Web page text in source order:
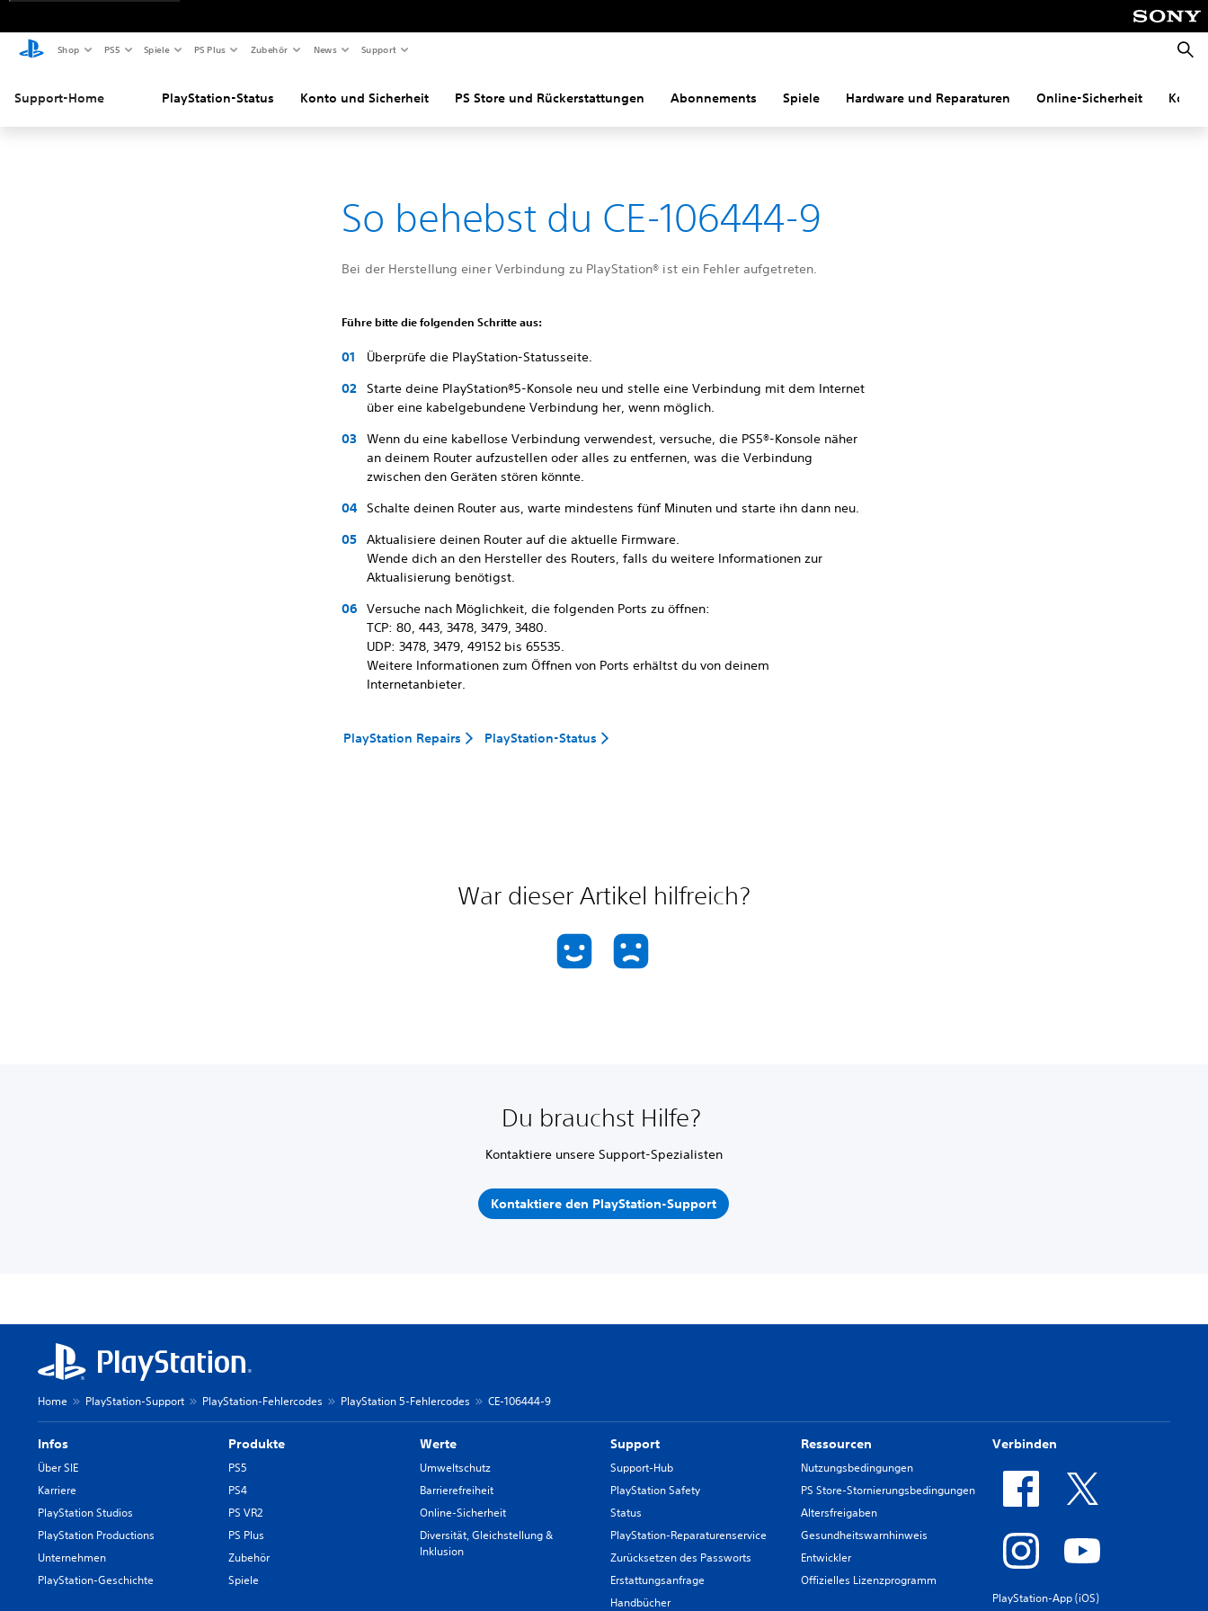
Shop PS5 Spiele PS Plus Zubehör News Support
Support-Home PlayStation-Status Konto und Sicherheit PS Store und Rückerstattungen Abonnements Spiele Hardware und Reparaturen Online-Sicherheit
So behebst du CE-106444-9
Bei der Herstellung einer Verbindung zu PlayStation® ist ein Fehler aufgetreten.
Führe bitte die folgenden Schritte aus:
Überprüfe die PlayStation-Statusseite.
Starte deine PlayStation®5-Konsole neu und stelle eine Verbindung mit dem Internet
über eine kabelgebundene Verbindung her, wenn möglich.
Wenn du eine kabellose Verbindung verwendest, versuche, die PS5®-Konsole näher
an deinem Router aufzustellen oder alles zu entfernen, was die Verbindung
zwischen den Geräten stören könnte.
Schalte deinen Router aus, warte mindestens fünf Minuten und starte ihn dann neu.
Aktualisiere deinen Router auf die aktuelle Firmware.
Wende dich an den Hersteller des Routers, falls du weitere Informationen zur
Aktualisierung benötigst.
Versuche nach Möglichkeit, die folgenden Ports zu öffnen:
TCP: 80, 443, 3478, 3479, 3480.
UDP: 3478, 3479, 49152 bis 65535.
Weitere Informationen zum Öffnen von Ports erhältst du von deinem
Internetanbieter.
PlayStation Repairs PlayStation-Status
War dieser Artikel hilfreich?
Du brauchst Hilfe?
Kontaktiere unsere Support-Spezialisten
Kontaktiere den PlayStation-Support
Home PlayStation-Support PlayStation-Fehlercodes PlayStation 5-Fehlercodes CE-106444-9
Infos
Über SIE
Karriere
PlayStation Studios
PlayStation Productions
Unternehmen
PlayStation-Geschichte
Produkte
PS5
PS4
PS VR2
PS Plus
Zubehör
Spiele
Werte
Umweltschutz
Barrierefreiheit
Online-Sicherheit
Diversität, Gleichstellung &
Inklusion
Support
Support-Hub
PlayStation Safety
Status
PlayStation-Reparaturenservice
Zurücksetzen des Passworts
Erstattungsanfrage
Handbücher
Ressourcen
Nutzungsbedingungen
PS Store-Stornierungsbedingungen
Altersfreigaben
Gesundheitswarnhinweis
Entwickler
Offizielles Lizenzprogramm
Verbinden
PlayStation-App (iOS)